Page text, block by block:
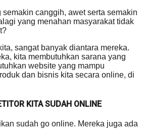
semakin canggih, awet serta semakin
yang menahan masyarakat tidak
sangat banyak diantara mereka.
kita membutuhkan sarana yang
website yang mampu
dan bisnis kita secara online, di
KITA SUDAH ONLINE
sudah go online. Mereka juga ada